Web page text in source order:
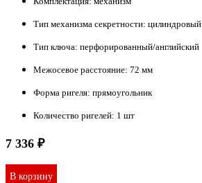
Тип механизма секретности: цилиндровый
Тип ключа: перфорированный/английский
Межосевое расстояние: 72 мм
Форма ригеля: прямоугольник
Количество ригелей: 1 шт
7 336 ₽
В корзину